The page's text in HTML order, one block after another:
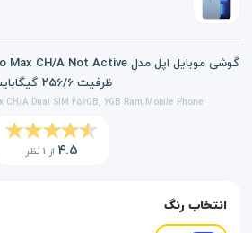
ظرفیت 256/6 گیگابایت
CH/A Dual SIM 256GB, 6GB Ram Mobile Phone
4.5 از 1 نظر
انتخاب رنگ